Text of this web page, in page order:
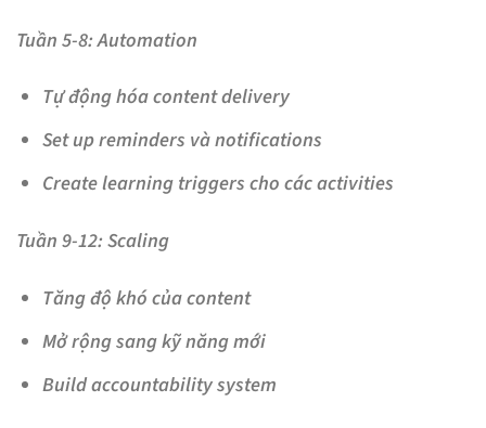
Tuần 5-8: Automation
Tự động hóa content delivery
Set up reminders và notifications
Create learning triggers cho các activities
Tuần 9-12: Scaling
Tăng độ khó của content
Mở rộng sang kỹ năng mới
Build accountability system